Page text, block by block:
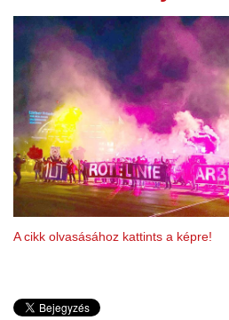
A cikk olvasásához kattints a képre!